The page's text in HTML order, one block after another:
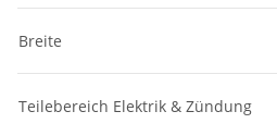
Breite
Teilebereich Elektrik & Zündung